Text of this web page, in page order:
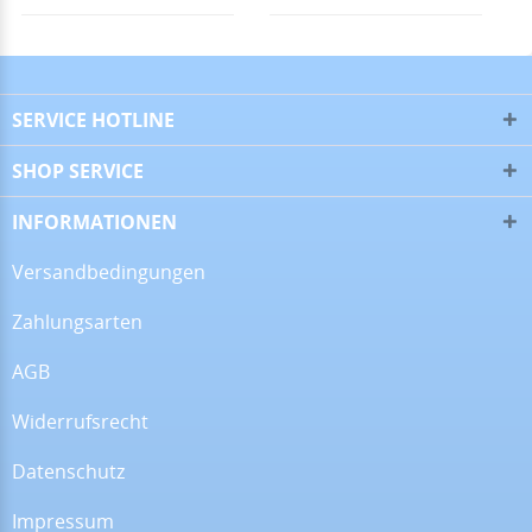
SERVICE HOTLINE
SHOP SERVICE
INFORMATIONEN
Versandbedingungen
Zahlungsarten
AGB
Widerrufsrecht
Datenschutz
Impressum